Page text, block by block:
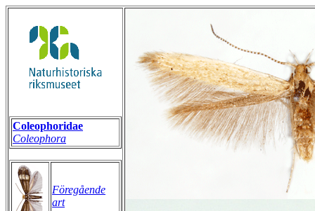
Coleophoridae
Coleophora
Föregående
art